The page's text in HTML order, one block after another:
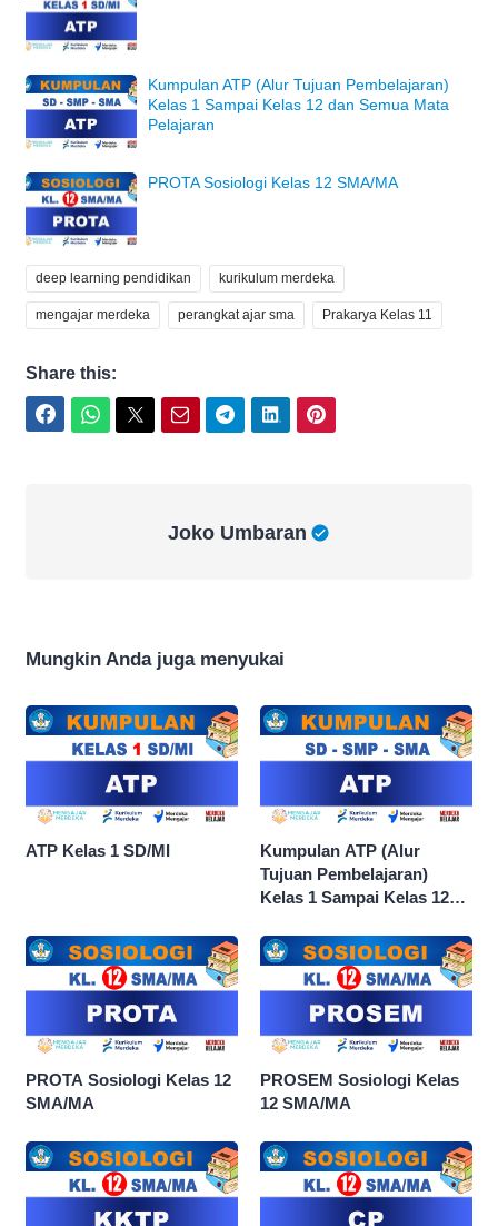
Kumpulan ATP (Alur Tujuan Pembelajaran)
Kelas 1 Sampai Kelas 12 dan Semua Mata
Pelajaran
PROTA Sosiologi Kelas 12 SMA/MA
deep learning pendidikan kurikulum merdeka
mengajar merdeka perangkat ajar sma Prakarya Kelas 11
Share this:
Joko Umbaran
Mungkin Anda juga menyukai
ATP Kelas 1 SD/MI
Kumpulan ATP (Alur
Tujuan Pembelajaran)
Kelas 1 Sampai Kelas 12
PROTA Sosiologi Kelas 12
SMA/MA
PROSEM Sosiologi Kelas
12 SMA/MA